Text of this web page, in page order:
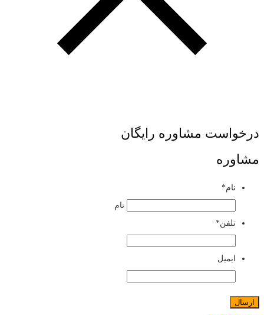
درخواست مشاوره رایگان
مشاوره
نام*
نام
تلفن*
ایمیل